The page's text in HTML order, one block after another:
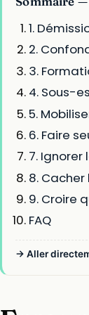
1.
2.
3.
4. Sous-
5.
6. Faire
7. Ignorer
8.
9. Croire
FAQ
→ Aller